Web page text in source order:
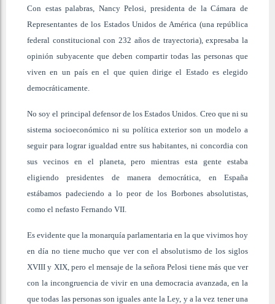
Con estas palabras, Nancy Pelosi, presidenta de la Cámara de
Representantes de los Estados Unidos de América (una república
federal constitucional con 232 años de trayectoria), expresaba la
opinión subyacente que deben compartir todas las personas que
viven en un país en el que quien dirige el Estado es elegido
democráticamente.
No soy el principal defensor de los Estados Unidos. Creo que ni su
sistema socioeconómico ni su política exterior son un modelo a
seguir para lograr igualdad entre sus habitantes, ni concordia con
sus vecinos en el planeta, pero mientras esta gente estaba
eligiendo presidentes de manera democrática, en España
estábamos padeciendo a lo peor de los Borbones absolutistas,
como el nefasto Fernando VII.
Es evidente que la monarquía parlamentaria en la que vivimos hoy
en día no tiene mucho que ver con el absolutismo de los siglos
XVIII y XIX, pero el mensaje de la señora Pelosi tiene más que ver
con la incongruencia de vivir en una democracia avanzada, en la
que todas las personas son iguales ante la Ley, y a la vez tener una